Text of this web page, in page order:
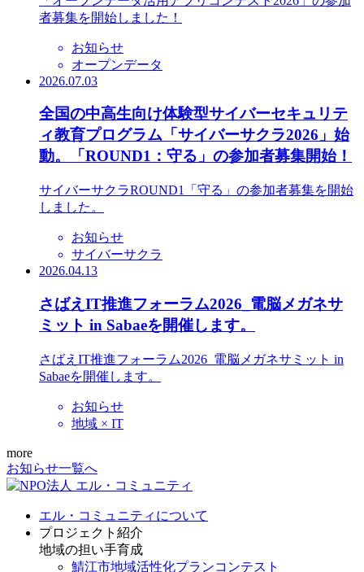
者募集を開始しました！
お知らせ
オープンデータ
2026.07.03
全国の中高生向け体験型サイバーセキュリテ
ィ教育プログラム「サイバーサクラ2026」始
動。「ROUND1：守る」の参加者募集開始！
サイバーサクラROUND1「守る」の参加者募集を開始
しました。
お知らせ
サイバーサクラ
2026.04.13
さばえIT推進フォーラム2026_電脳メガネサ
ミット in Sabaeを開催します。
さばえIT推進フォーラム2026_電脳メガネサミット in
Sabaeを開催します。
お知らせ
地域 × IT
more
お知らせ一覧へ
エル・コミュニティについて
プロジェクト紹介
地域の担い手育成
鯖江市地域活性化プランコンテスト